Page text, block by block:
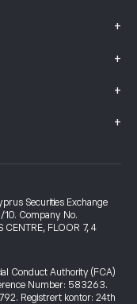
+
+
+
+
Securities Exchange
10. Company No.
FLOOR 7, 4
Conduct Authority (FCA)
Number: 583263.
Registrert kontor: 24th